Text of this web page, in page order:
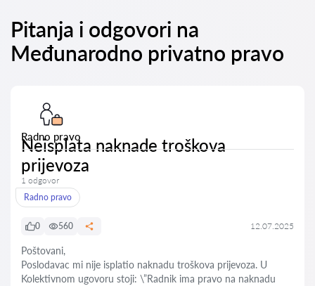
Pitanja i odgovori na
Međunarodno privatno pravo
Radno pravo
Neisplata naknade troškova
prijevoza
1 odgovor
Radno pravo
0 560 12.07.2025
Poštovani,
Poslodavac mi nije isplatio naknadu troškova prijevoza. U
Kolektivnom ugovoru stoji: \”Radnik ima pravo na naknadu